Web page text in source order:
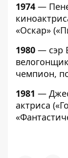
1974 —
«Оскар»
1980 — сэр
чемпион,
1981 —
актриса